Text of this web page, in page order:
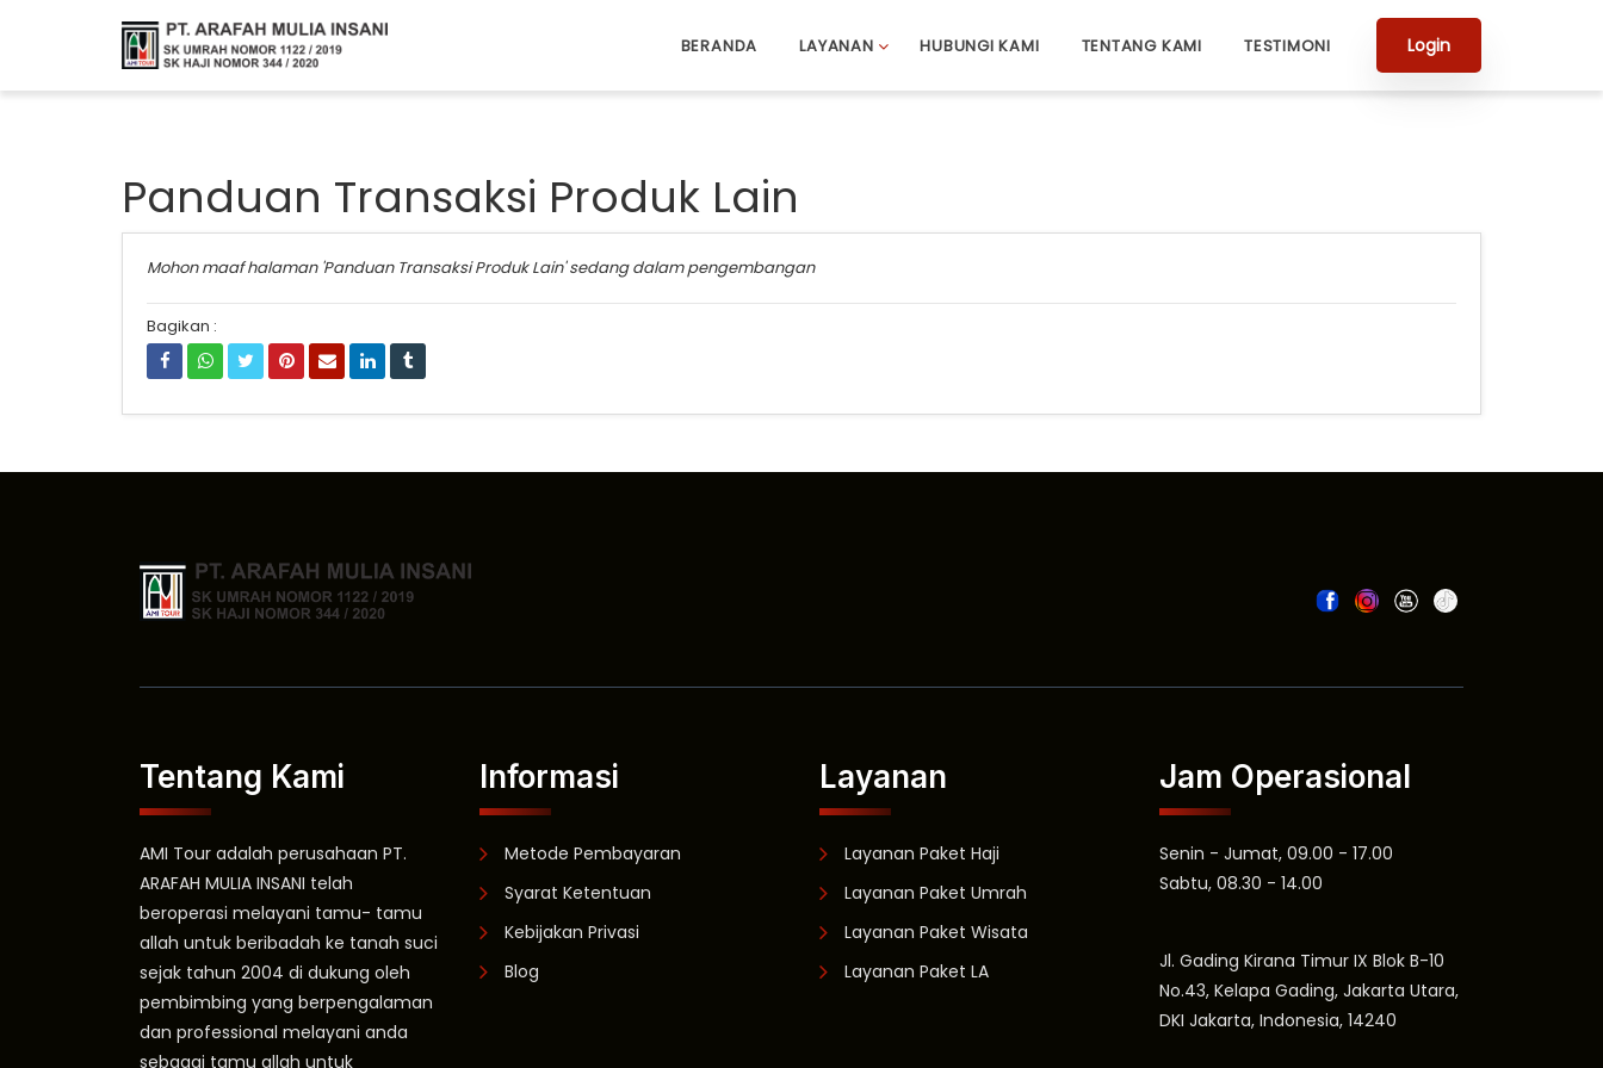
BERANDA LAYANAN HUBUNGI KAMI TENTANG KAMI TESTIMONI Login
Panduan Transaksi Produk Lain
Mohon maaf halaman 'Panduan Transaksi Produk Lain' sedang dalam pengembangan
Bagikan :
Tentang Kami
AMI Tour adalah perusahaan PT.
ARAFAH MULIA INSANI telah
beroperasi melayani tamu- tamu
allah untuk beribadah ke tanah suci
sejak tahun 2004 di dukung oleh
pembimbing yang berpengalaman
dan professional melayani anda
sebagai tamu allah untuk
Informasi
Metode Pembayaran
Syarat Ketentuan
Kebijakan Privasi
Blog
Layanan
Layanan Paket Haji
Layanan Paket Umrah
Layanan Paket Wisata
Layanan Paket LA
Jam Operasional
Senin - Jumat, 09.00 - 17.00
Sabtu, 08.30 - 14.00
Jl. Gading Kirana Timur IX Blok B-10
No.43, Kelapa Gading, Jakarta Utara,
DKI Jakarta, Indonesia, 14240